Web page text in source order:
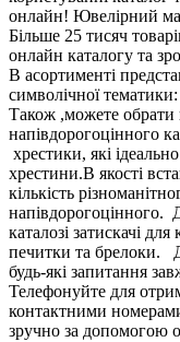
онлайн! Ювелірний
Більше 25 тисяч
онлайн каталогу та
В асортименті
символічної
Також ,можете обрати
напівдорогоцінного
хрестики, які
хрестини.В якості
кількість
напівдорогоцінного.
каталозі затискачі
печитки та брелоки.
будь-які запитання
Телефонуйте для
контактними
зручно за допомогою